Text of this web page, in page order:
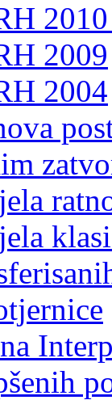
2009
2004